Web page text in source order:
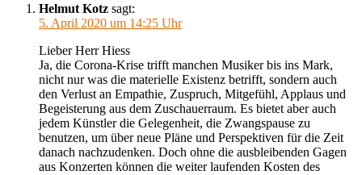
Helmut Kotz sagt:
5. April 2020 um 14:25 Uhr
Lieber Herr Hiess
Ja, die Corona-Krise trifft manchen Musiker bis ins Mark,
nicht nur was die materielle Existenz betrifft, sondern auch
den Verlust an Empathie, Zuspruch, Mitgefühl, Applaus und
Begeisterung aus dem Zuschauerraum. Es bietet aber auch
jedem Künstler die Gelegenheit, die Zwangspause zu
benutzen, um über neue Pläne und Perspektiven für die Zeit
danach nachzudenken. Doch ohne die ausbleibenden Gagen
aus Konzerten können die weiter laufenden Kosten des